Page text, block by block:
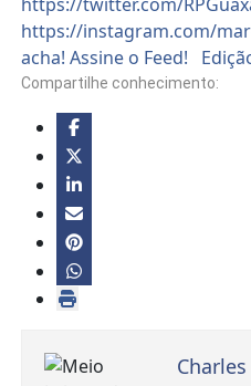
Compartilhe conhecimento: